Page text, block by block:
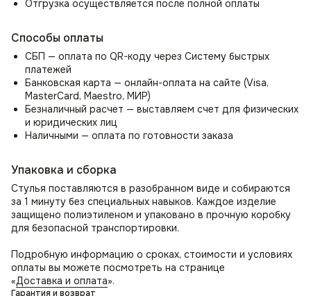
Широкая цветовая гамма: Выберите цвет, который
нейтральных оттенков до ярких акцентных цветов,
которые добавят изюминку в ваш дизайн.
Стильный дизайн: Матовая порошковая краска
на ножках придает табуретам современный
и изысканный вид, который прекрасно сочетается
с различными стилями интерьера.
Простая сборка: Сборка табуретов не займет много
времени и не потребует специальных инструментов.
ценит комфорт, удобство, функциональность и стиль!
С ними ваш дом станет еще уютнее и функциональнее.
Отгрузка осуществляется после полной оплаты
Способы оплаты
СБП — оплата по QR-коду через Систему быстрых
платежей
Банковская карта — онлайн-оплата на сайте (Visa,
MasterCard, Maestro, МИР)
Безналичный расчет — выставляем счет для физических
и юридических лиц
Наличными — оплата по готовности заказа
Упаковка и сборка
Стулья поставляются в разобранном виде и собираются
за 1 минуту без специальных навыков. Каждое изделие
защищено полиэтиленом и упаковано в прочную коробку
для безопасной транспортировки.
Подробную информацию о сроках, стоимости и условиях
оплаты вы можете посмотреть на странице
«Доставка и оплата».
Гарантия и возврат